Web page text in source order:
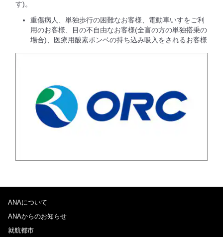
す)。
重傷病人、単独歩行の困難なお客様、電動車いすをご利
用のお客様、目の不自由なお客様(全盲の方の単独搭乗の
場合)、医療用酸素ボンベの持ち込み吸入をされるお客様
ANAについて
ANAからのお知らせ
就航都市